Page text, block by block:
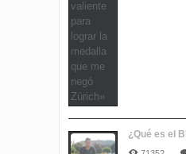
¿Qué es el